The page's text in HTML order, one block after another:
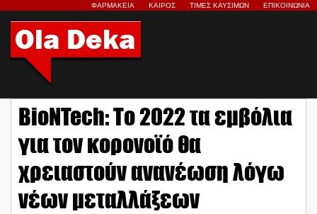
ΦΑΡΜΑΚΕΙΑ ΚΑΙΡΟΣ ΤΙΜΕΣ ΚΑΥΣΙΜΩΝ ΕΠΙΚΟΙΝΩΝΙΑ
BioNTech: Το 2022 τα εμβόλια
για τον κορονοϊό θα
χρειαστούν ανανέωση λόγω
νέων μεταλλάξεων